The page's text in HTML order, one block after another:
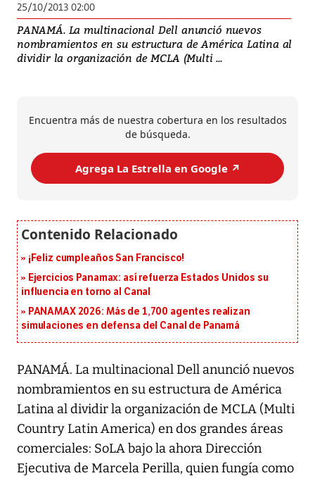
25/10/2013 02:00
PANAMÁ. La multinacional Dell anunció nuevos
nombramientos en su estructura de América Latina al
dividir la organización de MCLA (Multi ...
Encuentra más de nuestra cobertura en los resultados
de búsqueda.
Agrega La Estrella en Google ↗️
¡Feliz cumpleaños San Francisco!
Ejercicios Panamax: así refuerza Estados Unidos su
influencia en torno al Canal
PANAMAX 2026: Más de 1,700 agentes realizan
simulaciones en defensa del Canal de Panamá
PANAMÁ. La multinacional Dell anunció nuevos
nombramientos en su estructura de América
Latina al dividir la organización de MCLA (Multi
Country Latin America) en dos grandes áreas
comerciales: SoLA bajo la ahora Dirección
Ejecutiva de Marcela Perilla, quien fungía como